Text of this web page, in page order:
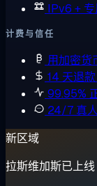
IPv6 +
计费与信任
用加密货
14 天退款
99.95%
24/7 真
新区域
拉斯维加斯已上线